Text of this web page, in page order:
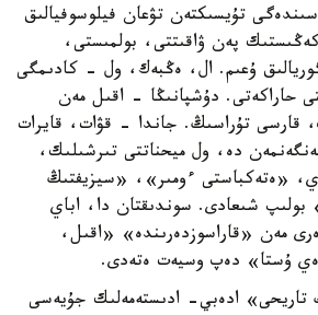
تۇيسىكتەن تۋعان فيلوسوفيالىق
پەن ۋاقىتتى، بولمىستى،
ۇعىم. ال، ەڭبەك، ول - كادىمگى
حاراكەتى. دۇشپانىڭا - اقىل مەن
قارسى تۇراسىڭ. جاندا - قۋات، قايرات
دە، ول ميحناتتى تىرشىلىك،
«ەتەكباستى ءومىر»، «سيزيفتىڭ
شىعادى. سوندىقتان دا، اباي
مەن «قاراسوزدەرىندە» «اقىل،
ۇستا» دەپ وسيەت ەتەدى.
تاريحى» ادەبي- ادىستەمەلىك جۇيەسى